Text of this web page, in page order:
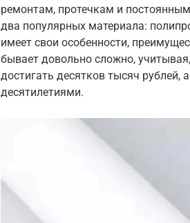
ремонтам, протечкам и
два популярных материала:
имеет свои особенности,
бывает довольно сложно,
достигать десятков тысяч
десятилетиями.